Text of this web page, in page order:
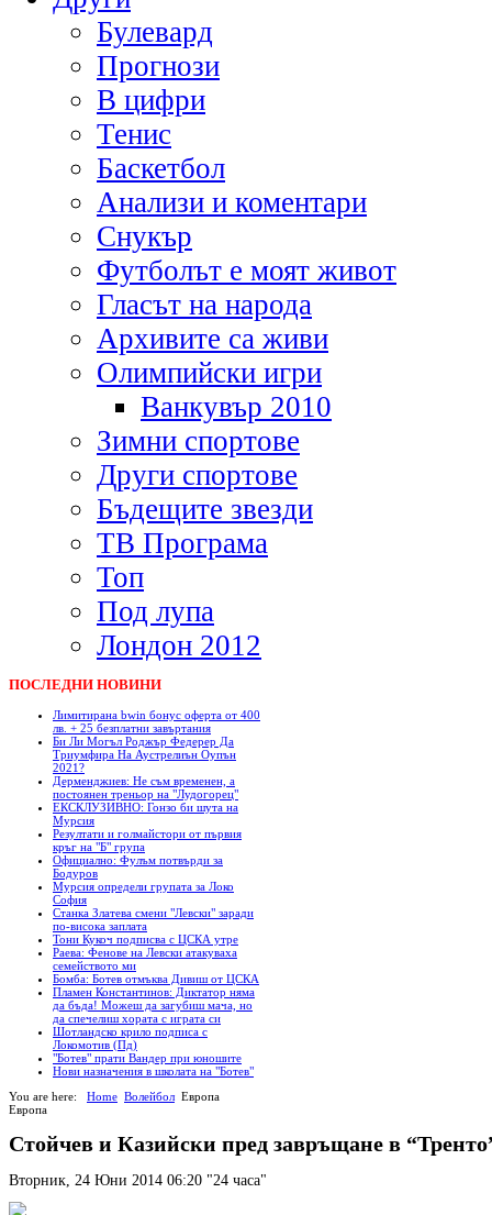
Булевард
Прогнози
В цифри
Тенис
Баскетбол
Анализи и коментари
Снукър
Футболът е моят живот
Гласът на народа
Архивите са живи
Олимпийски игри
Ванкувър 2010
Зимни спортове
Други спортове
Бъдещите звезди
ТВ Програма
Топ
Под лупа
Лондон 2012
ПОСЛЕДНИ НОВИНИ
Лимитирана bwin бонус оферта от 400
лв. + 25 безплатни завъртания
Би Ли Могъл Роджър Федерер Да
Триумфира На Аустрелиън Оупън
2021?
Дерменджиев: Не съм временен, а
постоянен треньор на "Лудогорец"
ЕКСКЛУЗИВНО: Гонзо би шута на
Мурсия
Резултати и голмайстори от първия
кръг на "Б" група
Официално: Фулъм потвърди за
Бодуров
Мурсия определи групата за Локо
София
Станка Златева смени "Левски" заради
по-висока заплата
Тони Кукоч подписва с ЦСКА утре
Раева: Фенове на Левски атакуваха
семейството ми
Бомба: Ботев отмъква Дивиш от ЦСКА
Пламен Константинов: Диктатор няма
да бъда! Можеш да загубиш мача, но
да спечелиш хората с играта си
Шотландско крило подписа с
Локомотив (Пд)
"Ботев" прати Вандер при юношите
Нови назначения в школата на "Ботев"
You are here: Home Волейбол Европа
Европа
Стойчев и Казийски пред завръщане в
Вторник, 24 Юни 2014 06:20 "24 часа"